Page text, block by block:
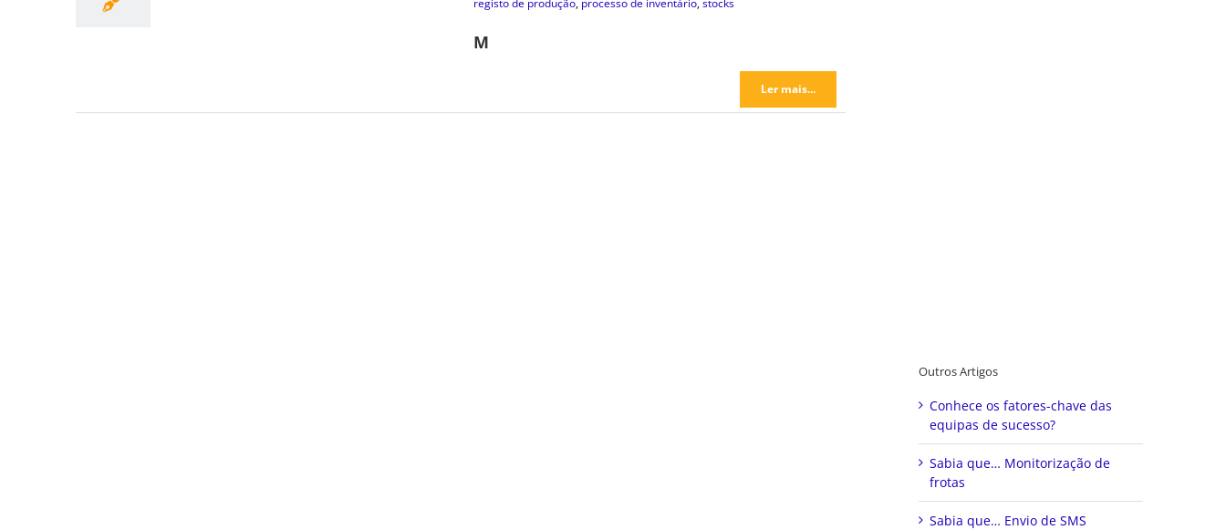
registo de produção, processo de inventário,stocks
M
Ler mais...
Outros Artigos
Conhece os fatores-chave das
equipas de sucesso?
Sabia que… Monitorização de
frotas
Sabia que… Envio de SMS